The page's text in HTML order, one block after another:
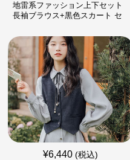
地雷系ファッション上下セット
長袖ブラウス+黒色スカート セ
¥6,440 (税込)